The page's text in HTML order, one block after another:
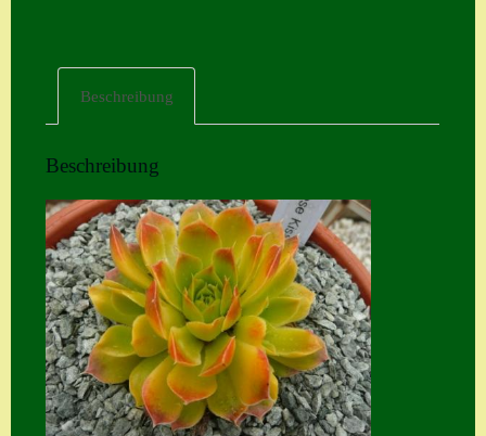
Kontakt
Mein Konto
Naturformen
S. x nixonii
Semps die ich
suche
Beschreibung
Beschreibung